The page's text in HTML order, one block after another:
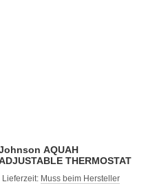
AQUAH
THERMOSTAT
Lieferzeit: Muss beim Hersteller